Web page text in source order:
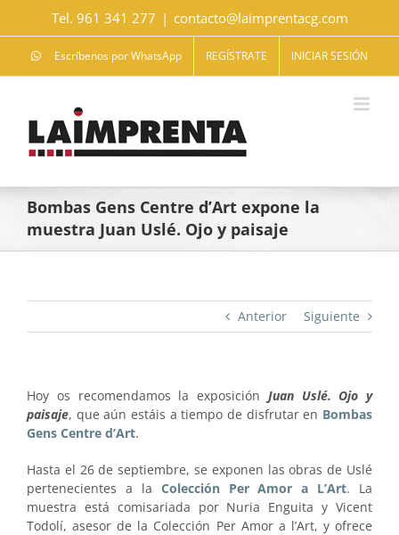
Tel. 961 341 277 | contacto@laimprentacg.com
Escríbenos por WhatsApp REGÍSTRATE INICIAR SESIÓN
Bombas Gens Centre d’Art expone la
muestra Juan Uslé. Ojo y paisaje
Anterior Siguiente
Hoy os recomendamos la exposición Juan Uslé. Ojo y
paisaje, que aún estáis a tiempo de disfrutar en Bombas
Gens Centre d’Art.
Hasta el 26 de septiembre, se exponen las obras de Uslé
pertenecientes a la Colección Per Amor a L’Art. La
muestra está comisariada por Nuria Enguita y Vicent
Todolí, asesor de la Colección Per Amor a l’Art, y ofrece